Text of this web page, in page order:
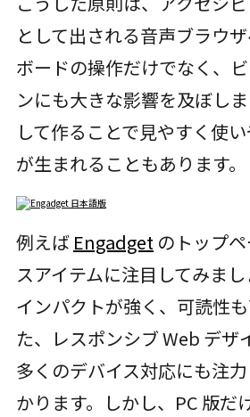
として出される音声ブラウ
ボードの操作だけでなく、
ンにも大きな影響を及ぼし
して作ることで見やすく使
が生まれることもあります。
例えば Engadgetのトップ
スアイテムに注目してみま
インパクトが強く、可読性
た、レスポンシブ Web デザ
多くのデバイス対応にも注
かります。しかし、PC 版だ